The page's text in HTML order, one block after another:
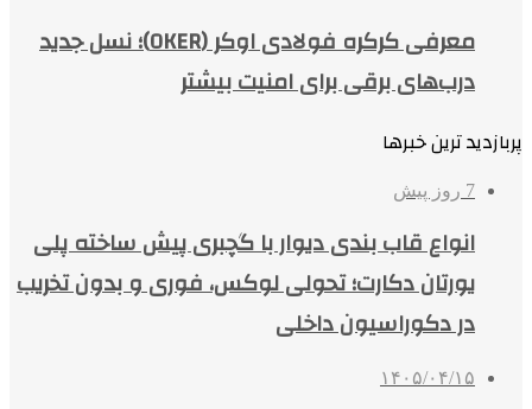
معرفی کرکره فولادی اوکر (OKER)؛ نسل جدید
درب‌های برقی برای امنیت بیشتر
پربازدید ترین خبرها
7 روز پیش
انواع قاب بندی دیوار با گچبری پیش ساخته پلی
یورتان دکارت؛ تحولی لوکس، فوری و بدون تخریب
در دکوراسیون داخلی
۱۴۰۵/۰۴/۱۵